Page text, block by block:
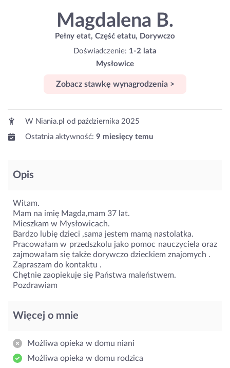
Magdalena B.
Pełny etat, Część etatu, Dorywczo
Doświadczenie: 1-2 lata
Mysłowice
Zobacz stawkę wynagrodzenia >
W Niania.pl od października 2025
Ostatnia aktywność: 9 miesięcy temu
Opis
Witam.
Mam na imię Magda,mam 37 lat.
Mieszkam w Mysłowicach.
Bardzo lubię dzieci ,sama jestem mamą nastolatka.
Pracowałam w przedszkolu jako pomoc nauczyciela oraz
zajmowałam się także dorywczo dzieckiem znajomych .
Zapraszam do kontaktu .
Chętnie zaopiekuje się Państwa maleństwem.
Pozdrawiam
Więcej o mnie
Możliwa opieka w domu niani
Możliwa opieka w domu rodzica